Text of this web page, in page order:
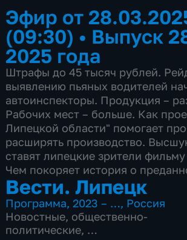
Эфир от
(09:30) • Выпуск
2025 года
Штрафы до 45 тысяч рублей.
выявлению пьяных водителей
автоинспекторы. Продукция –
Рабочих мест – больше. Как
Липецкой области" помогает
расширять производство.
ставят липецкие зрители
Чем покоряет история о
Вести. Липецк
Программа,2023 – …, Россия
Новостные, общественно-
политические,